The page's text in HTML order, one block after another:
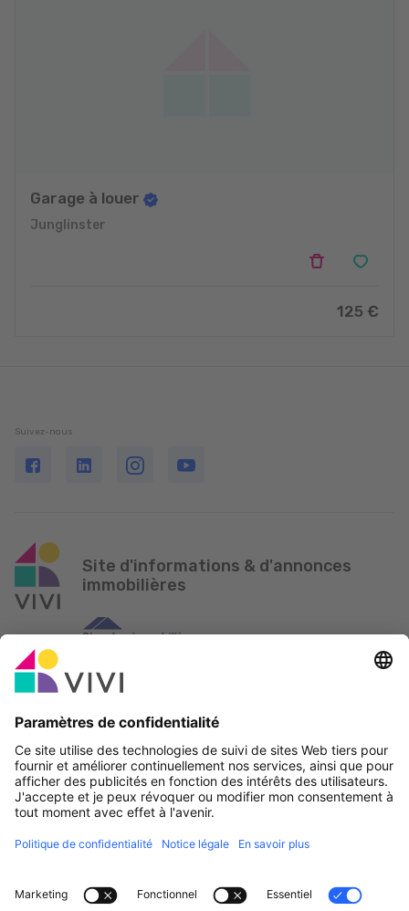
Garage à louer
Junglinster
125 €
Suivez-nous
Site d'informations & d'annonces
immobilières
Professionnels, devenez membres!